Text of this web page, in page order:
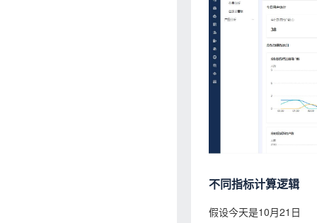
不同指标计算逻辑
假设今天是10月21日